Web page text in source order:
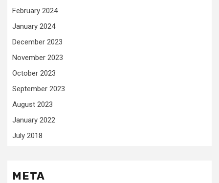
February 2024
January 2024
December 2023
November 2023
October 2023
September 2023
August 2023
January 2022
July 2018
META